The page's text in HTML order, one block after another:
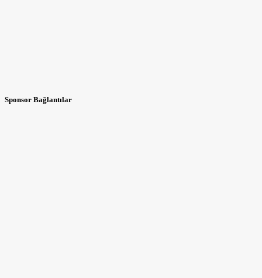
Sponsor Bağlantılar